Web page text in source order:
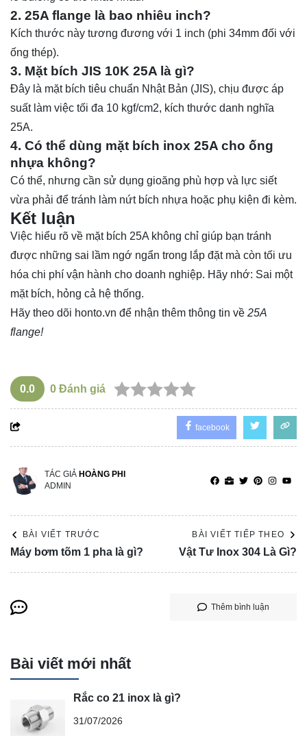
2. 25A flange là bao nhiêu inch?
Kích thước này tương đương với 1 inch (phi 34mm đối với
ống thép).
3. Mặt bích JIS 10K 25A là gì?
Đây là mặt bích tiêu chuẩn Nhật Bản (JIS), chịu được áp
suất làm việc tối đa 10 kgf/cm2, kích thước danh nghĩa
25A.
4. Có thể dùng mặt bích inox 25A cho ống
nhựa không?
Có thể, nhưng cần sử dụng gioăng phù hợp và lực siết
vừa phải để tránh làm nứt bích nhựa hoặc phụ kiện đi kèm.
Kết luận
Việc hiểu rõ về mặt bích 25A không chỉ giúp bạn tránh
được những sai lầm ngớ ngẩn trong lắp đặt mà còn tối ưu
hóa chi phí vận hành cho doanh nghiệp. Hãy nhớ: Sai một
mặt bích, hỏng cả hệ thống.
Hãy theo dõi honto.vn để nhận thêm thông tin về 25A
flange!
0.0 0 Đánh giá
facebook
TÁC GIẢ HOÀNG PHI
ADMIN
BÀI VIẾT TRƯỚC
Máy bơm tõm 1 pha là gì?
BÀI VIẾT TIẾP THEO
Vật Tư Inox 304 Là Gì?
Thêm bình luận
Bài viết mới nhất
Rắc co 21 inox là gì?
31/07/2026